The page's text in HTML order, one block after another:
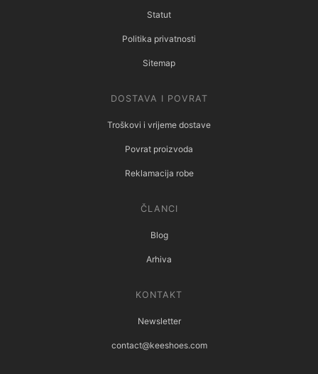
Statut
Politika privatnosti
Sitemap
DOSTAVA I POVRAT
Troškovi i vrijeme dostave
Povrat proizvoda
Reklamacija robe
ČLANCI
Blog
Arhiva
KONTAKT
Newsletter
contact@keeshoes.com